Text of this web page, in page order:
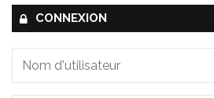
CONNEXION